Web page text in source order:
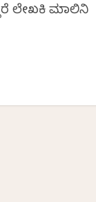
ಲೇಖಕಿ ಮಾಲಿನಿ